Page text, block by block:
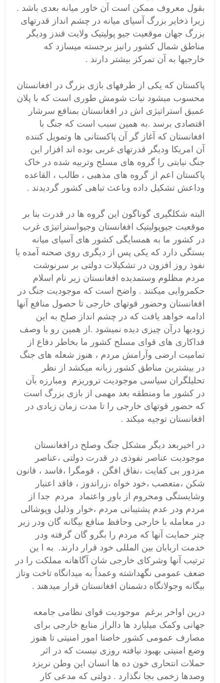
بقول معروف ممکن است آن خاور میانه بعدی باشد .
زیرا ذخایر بزرگ آسیای میانه در چشم انداز قدرتهای
بزرگ جهان موقعیت جیو پولیتیک ولایت قندز ودیگر
مناطق شمال کشور رانیز برجسته میسازد که
خارجیها به آن تمرکز بیشتر دارند .
پاکستان که یکی از طرفهای بازی بزرگ در افغانستان
محسوب میشود نیات شومش طوری است که با پلان
عمیق استراتیژی اش در افغانستان بمنافع سرشار
اقتصادی برسد .به همین سبب است که جنگ با
افغانستان که آغاز گر آن پاکستانی ها وتمویل کننده
آن امریکا ودیگر قدرتهای غربی بوده اند افزار این
جنگ نیابتی را گروه های مسلح وتربیه شده در خاک
پاکستان اعم از گروه های مذهبی ، طالب ، القاعده
وداعش تشکیل داده وباعث تباهی کشور گردیدند .
البته شکلگیری گوناگون این گروه ها در قدرت بنا بر
موقعیت جیوپولیتیک افغانستان وجیواستراتیژی غرب
در کشور ما به همسایگی کشور های آسیای میانه
بستگی دارد که یکی پس از دیگری روی صحنه آمده با
نفوذ روز افزون در تشکیلات دولتی بر سرنوشت
مردم مظلوم وستمدیده افغانستان زیر نام اسلام
حکمروایی میکنند . واضح است که موجودیت جنگ در
افغانستان وحضور قوتهای خارجی تا حصول منافع آنها
ادامه خواهد یافت که در چشم انداز صلح به این
زودیها درآن چیزی دیده نمیشود .از همین رو با وصف
فداکاری های قوای مسلح کشور ما بخاطر دفاع از
تمامیت ارضی وآرامش مردم ، هنوز شعله های جنگ
در بیشترین مناطق کشور زبانه میکشد از نظر
تحلیلگران سیاسی موجودیت تروریزم ومبارزه بآن
در کشور ما ومنطقه بعد مهمی از بازی بزرگ است
که حضور قوتهای خارجی را تا مدت زمان زیادی در
افغانستان توجیه میکند .
در اخیربعد دیگر مشکل جنگ وصلح درافغانستان
موجودیت عناصر نفوذی در قدرت دولتی ،عناصر
مزدور بی کفایت ،نفاق افگن ، قومگرا ،فاسد ، قانون
شکن ،متعصب ،خود خواه ،زراندوز ، فاقد اعتبار
وشایستگی ومحروم از باور واعتماد مردم جدا از
مردم ودر عدم پشتیبانی مردم ،خوار وذلیل وپوشالی
در معامله با خارجی وحافظ منافع بیگانه گان ودر زیر
چتر حمایت آنها که مردم را بگرو گان گرفته ودر
خدمت اربابان بین المللی خود قرار دارند. به ا ین
ترتیب آنها وشرکای خارجی شان آگاهانه مملکت را در
ضعف عمومی نگهداشته وعمداً به میدانگاه تاخت وتاز
بیگانه وجولانگاه دشمنان افغانستان قرار میدهند .
درین اواخر برغم موجودیت قوای نظامی جامعه
جهانی وکمک میلیارد ها دالراز منابع خارجی برای
مصارف عمومی کشور خاصتا امور امنیتی تا هنوز
وضع امنیتی بهبود نیافته روزی نیست که در اثر
حملات انتحاری خون ده ها انسان این وطن نریزد
وصدها زخمی بجا نگذارد . دولتی که مدعی کار